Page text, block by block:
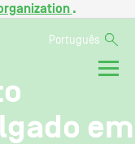
.
Português
em